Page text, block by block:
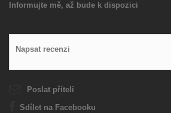
Informujte mě, až bude k dispozici
Napsat recenzi
Poslat příteli
Sdílet na Facebooku